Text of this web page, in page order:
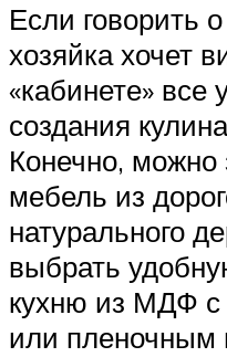
Если говорить
хозяйка хочет
«кабинете» все
создания
Конечно, можно
мебель из
натурального
выбрать
кухню из МДФ с
или пленочным